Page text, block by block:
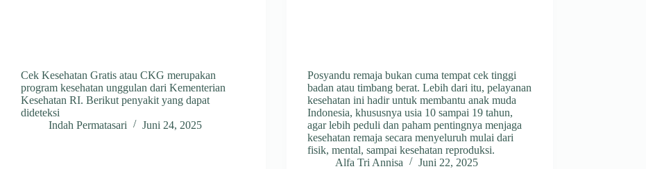
Cek Kesehatan Gratis atau CKG merupakan
program kesehatan unggulan dari Kementerian
Kesehatan RI. Berikut penyakit yang dapat
dideteksi
Indah Permatasari
Juni 24, 2025
Posyandu remaja bukan cuma tempat cek tinggi
badan atau timbang berat. Lebih dari itu, pelayanan
kesehatan ini hadir untuk membantu anak muda
Indonesia, khususnya usia 10 sampai 19 tahun,
agar lebih peduli dan paham pentingnya menjaga
kesehatan remaja secara menyeluruh mulai dari
fisik, mental, sampai kesehatan reproduksi.
Alfa Tri Annisa
Juni 22, 2025